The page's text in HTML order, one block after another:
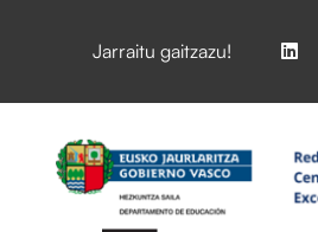
Jarraitu gaitzazu!